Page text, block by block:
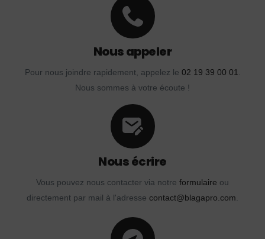
Nous appeler
Pour nous joindre rapidement, appelez le 02 19 39 00 01.
Nous sommes à votre écoute !
Nous écrire
Vous pouvez nous contacter via notre formulaire ou
directement par mail à l'adresse contact@blagapro.com.